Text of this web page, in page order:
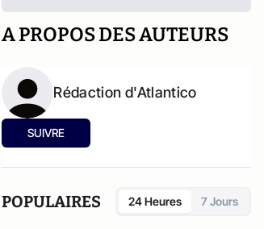
A PROPOS DES AUTEURS
Rédaction d'Atlantico
SUIVRE
POPULAIRES 24 Heures 7 Jours